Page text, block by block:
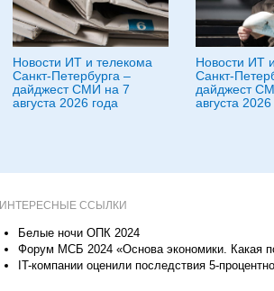
Новости ИТ и телекома
Санкт-Петербурга –
дайджест СМИ на 7
августа 2026 года
Новости ИТ
Санкт-
дайджест
августа 2026
ИНТЕРЕСНЫЕ ССЫЛКИ
Белые ночи ОПК 2024
Форум МСБ 2024 «Основа экономики. Какая
IT-компании оценили последствия 5-